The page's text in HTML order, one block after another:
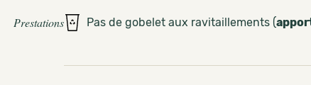
Prestations Pas de gobelet aux ravitaillements (